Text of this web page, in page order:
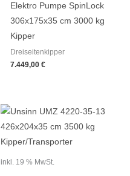
Elektro Pumpe SpinLock
306x175x35 cm 3000 kg
Kipper
Dreiseitenkipper
7.449,00€
inkl. 19 % MwSt.